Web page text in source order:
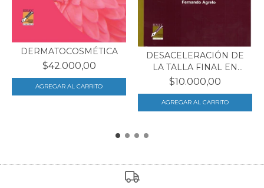
DERMATOCOSMÉTICA
$42.000,00
DESACELERACIÓN DE
LA TALLA FINAL EN
ADOL...
$10.000,00